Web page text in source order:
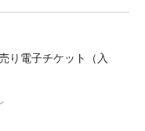
り電子チケット（入